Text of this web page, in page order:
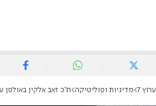
ערוץ 7 מדיניות ופוליטיקה ח"כ זאב אלקין באולפן ערוץ 7: "יש הישגים, אך חייבים לשנות